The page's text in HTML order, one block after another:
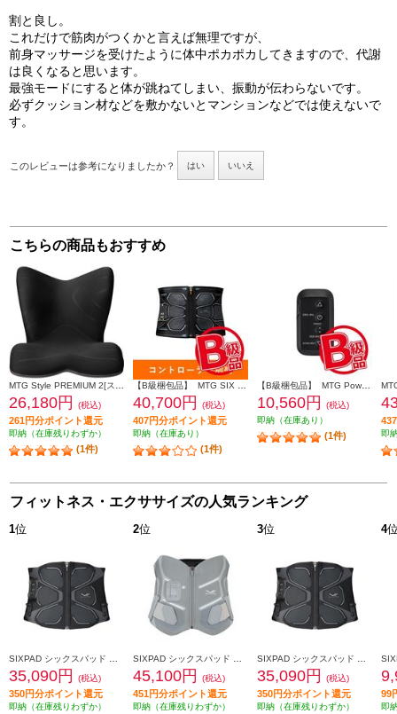
割と良し。
これだけで筋肉がつくかと言えば無理ですが、
前身マッサージを受けたように体中ポカポカしてきますので、代謝
は良くなると思います。
最強モードにすると体が跳ねてしまい、振動が伝わらないです。
必ずクッション材などを敷かないとマンションなどでは使えないで
す。
このレビューは参考になりましたか？ はい いいえ
こちらの商品もおすすめ
26,180円 (税込)
261円分ポイント還元
即納（在庫残りわずか）
(1件)
40,700円 (税込)
407円分ポイント還元
即納（在庫あり）
(1件)
10,560円
(税込)
即納（在庫あり）
(1件) 即
フィットネス・エクササイズの人気ランキング
1位
35,090円 (税込)
350円分ポイント還元
即納（在庫残りわずか）
2位
45,100円 (税込)
451円分ポイント還元
即納（在庫残りわずか）
3位
35,090円 (税込)
350円分ポイント還元
即納（在庫残りわずか）
4
99
即